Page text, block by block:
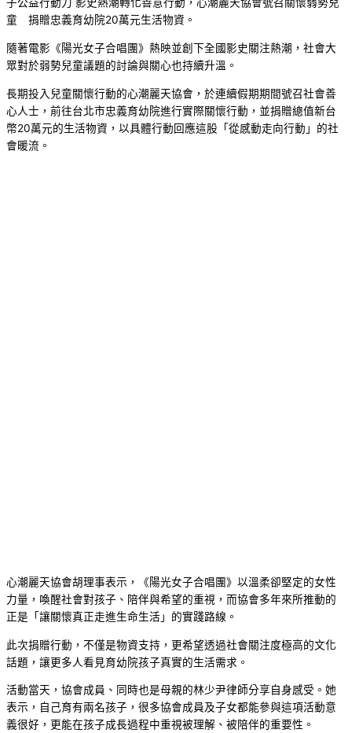
子公益行動力 影史熱潮轉化善意行動，心潮麗天協會號召關懷弱勢兒
童 捐贈忠義育幼院20萬元生活物資。
隨著電影《陽光女子合唱團》熱映並創下全國影史關注熱潮，社會大
眾對於弱勢兒童議題的討論與關心也持續升溫。
長期投入兒童關懷行動的心潮麗天協會，於連續假期期間號召社會善
心人士，前往台北市忠義育幼院進行實際關懷行動，並捐贈總值新台
幣20萬元的生活物資，以具體行動回應這股「從感動走向行動」的社
會暖流。
心潮麗天協會胡理事表示，《陽光女子合唱團》以溫柔卻堅定的女性
力量，喚醒社會對孩子、陪伴與希望的重視，而協會多年來所推動的
正是「讓關懷真正走進生命生活」的實踐路線。
此次捐贈行動，不僅是物資支持，更希望透過社會關注度極高的文化
話題，讓更多人看見育幼院孩子真實的生活需求。
活動當天，協會成員、同時也是母親的林少尹律師分享自身感受。她
表示，自己育有兩名孩子，很多協會成員及子女都能參與這項活動意
義很好，更能在孩子成長過程中重視被理解、被陪伴的重要性。